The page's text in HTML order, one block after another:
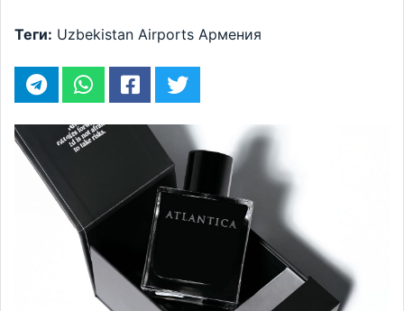
Теги: Uzbekistan Airports Армения